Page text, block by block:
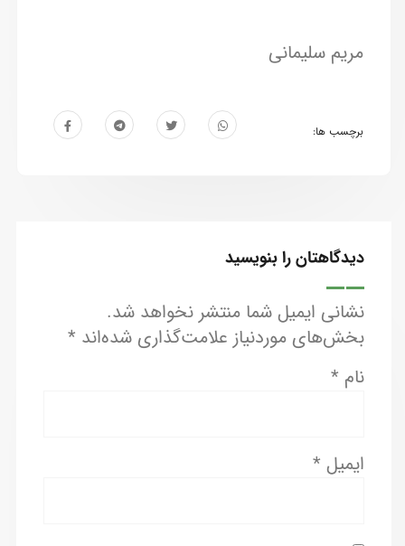
مریم سلیمانی
برچسب ها:
دیدگاهتان را بنویسید
نشانی ایمیل شما منتشر نخواهد شد.
بخش‌های موردنیاز علامت‌گذاری شده‌اند *
نام *
ایمیل *